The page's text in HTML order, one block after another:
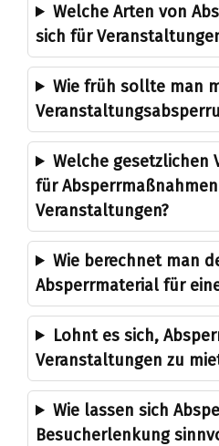
Welche Arten von
sich für
Wie früh sollte man
Welche gesetzlichen
für
Veranstaltungen?
Wie berechnet man
Absperrmaterial für
Lohnt es sich,
Veranstaltungen zu
Wie lassen sich
Besucherlenkung